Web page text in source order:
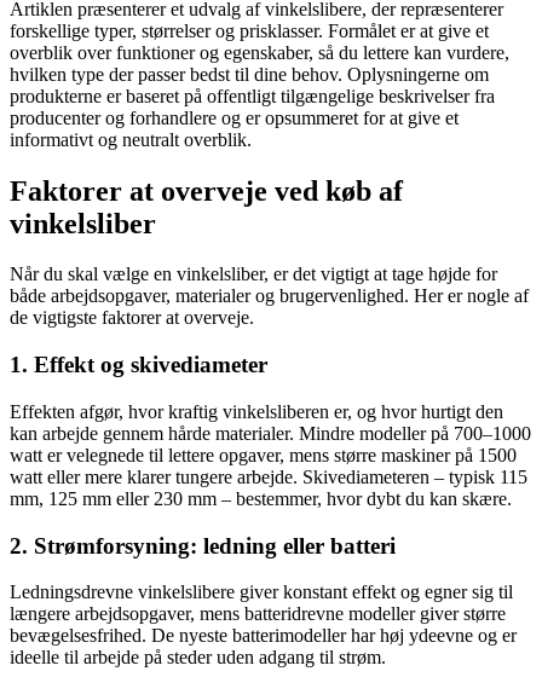
Artiklen præsenterer et udvalg af vinkelslibere, der repræsenterer
forskellige typer, størrelser og prisklasser. Formålet er at give et
overblik over funktioner og egenskaber, så du lettere kan vurdere,
hvilken type der passer bedst til dine behov. Oplysningerne om
produkterne er baseret på offentligt tilgængelige beskrivelser fra
producenter og forhandlere og er opsummeret for at give et
informativt og neutralt overblik.
Faktorer at overveje ved køb af
vinkelsliber
Når du skal vælge en vinkelsliber, er det vigtigt at tage højde for
både arbejdsopgaver, materialer og brugervenlighed. Her er nogle af
de vigtigste faktorer at overveje.
1. Effekt og skivediameter
Effekten afgør, hvor kraftig vinkelsliberen er, og hvor hurtigt den
kan arbejde gennem hårde materialer. Mindre modeller på 700–1000
watt er velegnede til lettere opgaver, mens større maskiner på 1500
watt eller mere klarer tungere arbejde. Skivediameteren – typisk 115
mm, 125 mm eller 230 mm – bestemmer, hvor dybt du kan skære.
2. Strømforsyning: ledning eller batteri
Ledningsdrevne vinkelslibere giver konstant effekt og egner sig til
længere arbejdsopgaver, mens batteridrevne modeller giver større
bevægelsesfrihed. De nyeste batterimodeller har høj ydeevne og er
ideelle til arbejde på steder uden adgang til strøm.